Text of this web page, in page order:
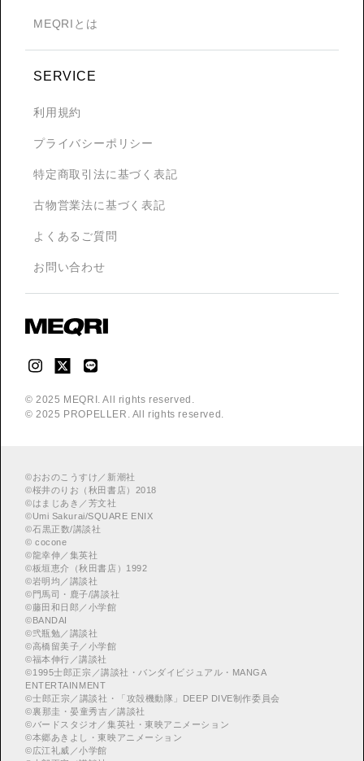
© 2025 MEQRI. All rights reserved.
© 2025 PROPELLER. All rights reserved.
MEQRIとは
SERVICE
利用規約
プライバシーポリシー
特定商取引法に基づく表記
古物営業法に基づく表記
よくあるご質問
お問い合わせ
©おおのこうすけ／新潮社
©桜井のりお（秋田書店）2018
©はまじあき／芳文社
©Umi Sakurai/SQUARE ENIX
©︎石黒正数/講談社
© cocone
©龍幸伸／集英社
©板垣恵介（秋田書店）1992
©岩明均／講談社
©門馬司・鹿子/講談社
©藤田和日郎／小学館
©BANDAI
©弐瓶勉／講談社
©高橋留美子／小学館
©福本伸行／講談社
©︎1995士郎正宗／講談社・バンダイビジュアル・MANGA
ENTERTAINMENT
©︎士郎正宗／講談社・「攻殻機動隊」DEEP DIVE制作委員会
©︎裏那圭・晏童秀吉／講談社
©バードスタジオ／集英社・東映アニメーション
©本郷あきよし・東映アニメーション
©広江礼威／小学館